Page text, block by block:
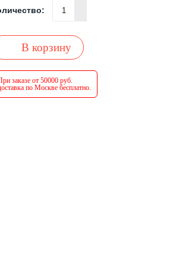
В корзину
заказе от 50000 руб.
по Москве бесплатно.